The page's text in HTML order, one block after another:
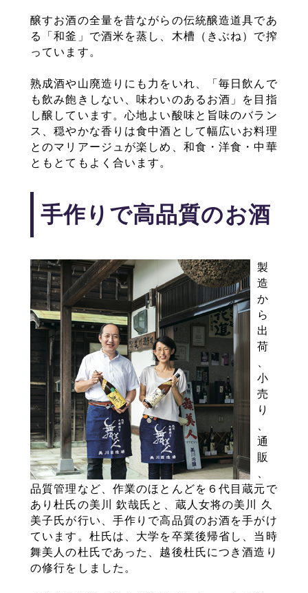
醸すお酒の全量を昔ながらの伝統醸造道具であ
る「和釜」で酒米を蒸し、木槽（きぶね）で搾
っています。
熟成酒や山廃造りにも力をいれ、「毎日飲んで
も飲み飽きしない、味わいのあるお酒」を目指
し醸しています。心地よい酸味と旨味のバラン
ス、穏やかな香りは食中酒として幅広いお料理
とのマリアージュが楽しめ、和食・洋食・中華
ともとてもよく合います。
手作りで高品質のお酒
製
造
か
ら
出
荷
小
売
り
通
販
品質管理など、作業のほとんどを６代目蔵元で
あり杜氏の美川 欽哉氏と、蔵人女将の美川 久
美子氏が行い、手作りで高品質のお酒を手がけ
ています。杜氏は、大学を卒業後帰省し、当時
舞美人の杜氏であった、越後杜氏につき酒造り
の修行をしました。